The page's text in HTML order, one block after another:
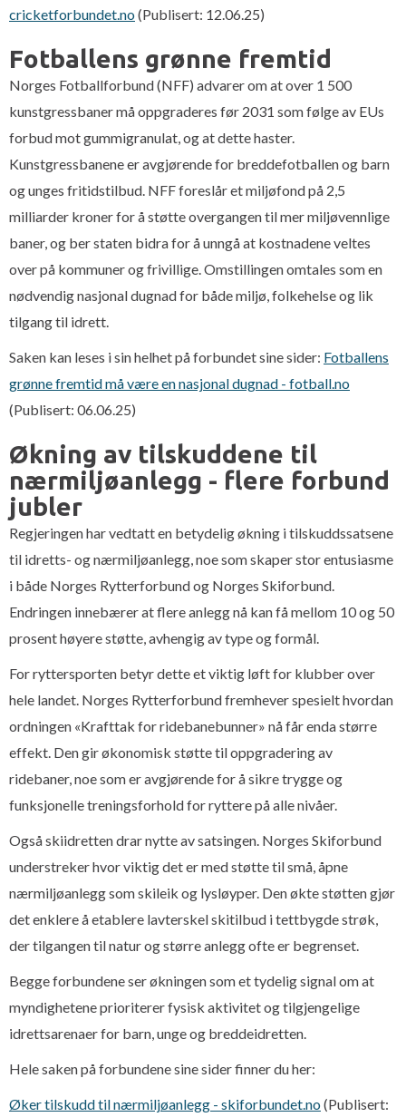
cricketforbundet.no(Publisert: 12.06.25)
Fotballens grønne fremtid
Norges Fotballforbund (NFF) advarer om at over 1 500
kunstgressbaner må oppgraderes før 2031 som følge av EUs
forbud mot gummigranulat, og at dette haster.
Kunstgressbanene er avgjørende for breddefotballen og barn
og unges fritidstilbud. NFF foreslår et miljøfond på 2,5
milliarder kroner for å støtte overgangen til mer miljøvennlige
baner, og ber staten bidra for å unngå at kostnadene veltes
over på kommuner og frivillige. Omstillingen omtales som en
nødvendig nasjonal dugnad for både miljø, folkehelse og lik
tilgang til idrett.
Saken kan leses i sin helhet på forbundet sine sider: Fotballens
grønne fremtid må være en nasjonal dugnad - fotball.no
(Publisert: 06.06.25)
Økning av tilskuddene til
nærmiljøanlegg - flere forbund
jubler
Regjeringen har vedtatt en betydelig økning i tilskuddssatsene
til idretts- og nærmiljøanlegg, noe som skaper stor entusiasme
i både Norges Rytterforbund og Norges Skiforbund.
Endringen innebærer at flere anlegg nå kan få mellom 10 og 50
prosent høyere støtte, avhengig av type og formål.
For ryttersporten betyr dette et viktig løft for klubber over
hele landet. Norges Rytterforbund fremhever spesielt hvordan
ordningen «Krafttak for ridebanebunner» nå får enda større
effekt. Den gir økonomisk støtte til oppgradering av
ridebaner, noe som er avgjørende for å sikre trygge og
funksjonelle treningsforhold for ryttere på alle nivåer.
Også skiidretten drar nytte av satsingen. Norges Skiforbund
understreker hvor viktig det er med støtte til små, åpne
nærmiljøanlegg som skileik og lysløyper. Den økte støtten gjør
det enklere å etablere lavterskel skitilbud i tettbygde strøk,
der tilgangen til natur og større anlegg ofte er begrenset.
Begge forbundene ser økningen som et tydelig signal om at
myndighetene prioriterer fysisk aktivitet og tilgjengelige
idrettsarenaer for barn, unge og breddeidretten.
Hele saken på forbundene sine sider finner du her:
Øker tilskudd til nærmiljøanlegg - skiforbundet.no(Publisert: